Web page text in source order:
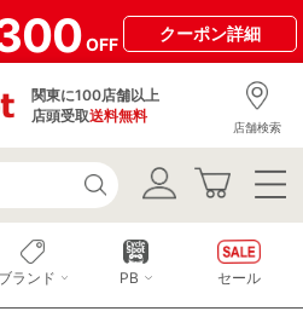
OFF
クーポン詳細
関東に100店舗以上
店頭受取送料無料
店舗検索
ブランド PB セール